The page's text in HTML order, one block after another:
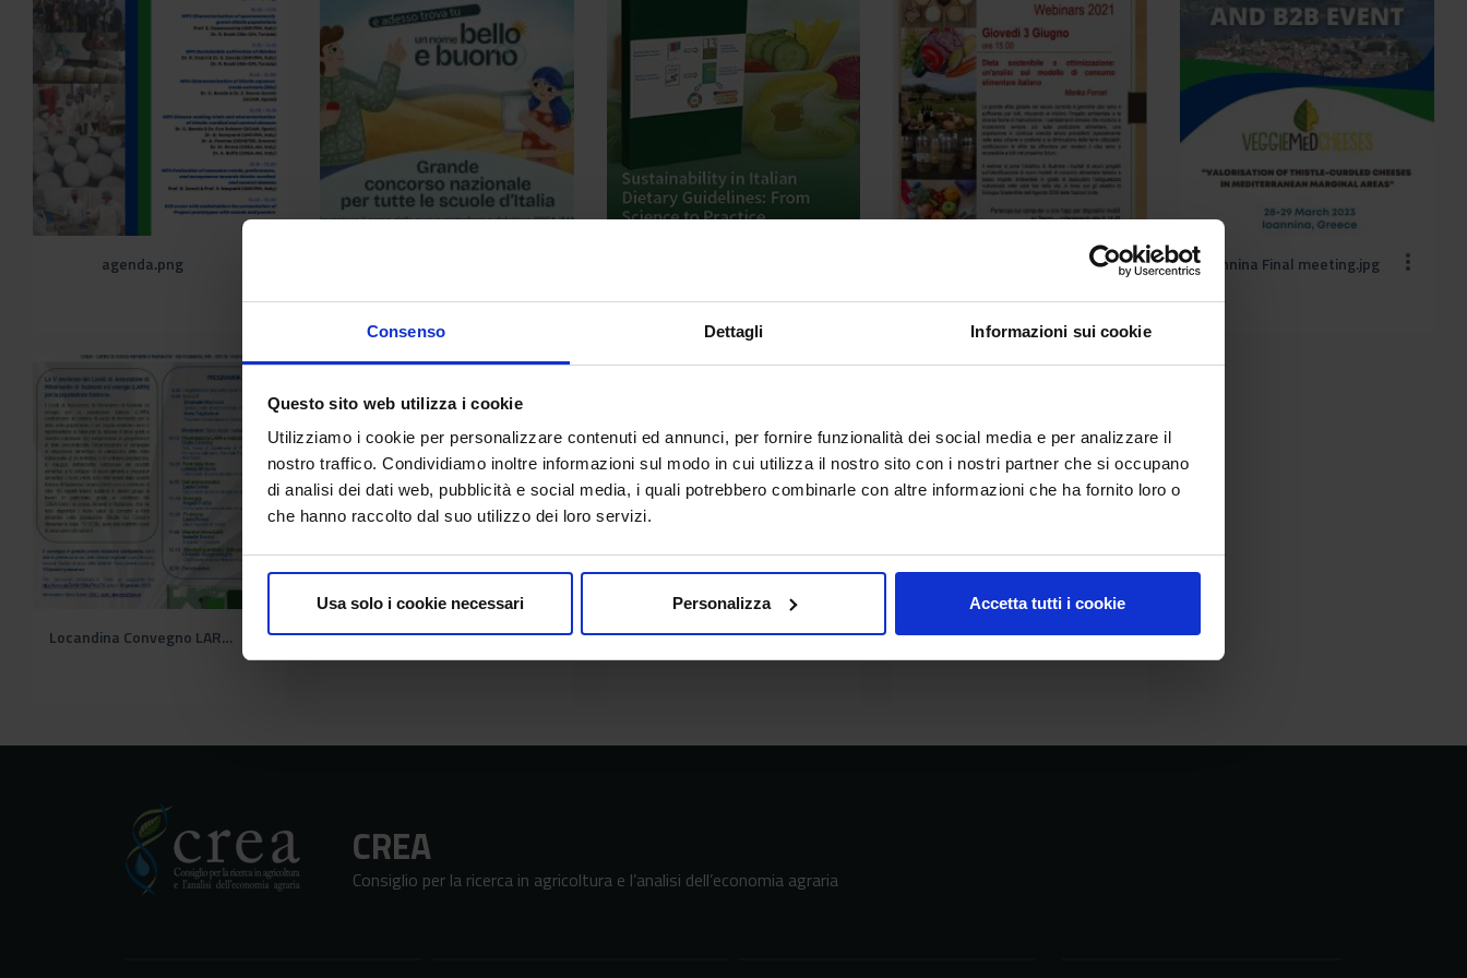
Consenso Dettagli Informazioni sui cookie
Questo sito web utilizza i cookie
Utilizziamo i cookie per personalizzare contenuti ed annunci, per fornire funzionalità dei social media e per analizzare il
nostro traffico. Condividiamo inoltre informazioni sul modo in cui utilizza il nostro sito con i nostri partner che si occupano
di analisi dei dati web, pubblicità e social media, i quali potrebbero combinarle con altre informazioni che ha fornito loro o
che hanno raccolto dal suo utilizzo dei loro servizi.
Usa solo i cookie necessari Personalizza Accetta tutti i cookie
agenda.png ioannina Final meeting.jpg
Locandina Convegno LARN V_Sinu Lazio Abruzzo 24.01.2025.jpg Locandina plesso Borghirid.jpg Logo giornata nutrizione.jpg logo-giornata_nutDEF2020.jpg
CREA
Consiglio per la ricerca in agricoltura e l’analisi dell’economia agraria